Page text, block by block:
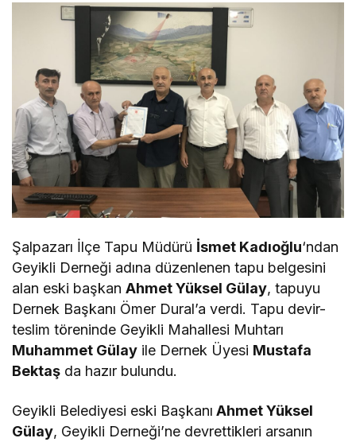
Şalpazarı İlçe Tapu Müdürü İsmet Kadıoğlu‘ndan
Geyikli Derneği adına düzenlenen tapu belgesini
alan eski başkanAhmet Yüksel Gülay, tapuyu
Dernek Başkanı Ömer Dural’a verdi. Tapu devir-
teslim töreninde Geyikli Mahallesi Muhtarı
Muhammet Gülay ile Dernek Üyesi Mustafa
Bektaş da hazır bulundu.
Geyikli Belediyesi eski Başkanı Ahmet Yüksel
Gülay, Geyikli Derneği’ne devrettikleri arsanın